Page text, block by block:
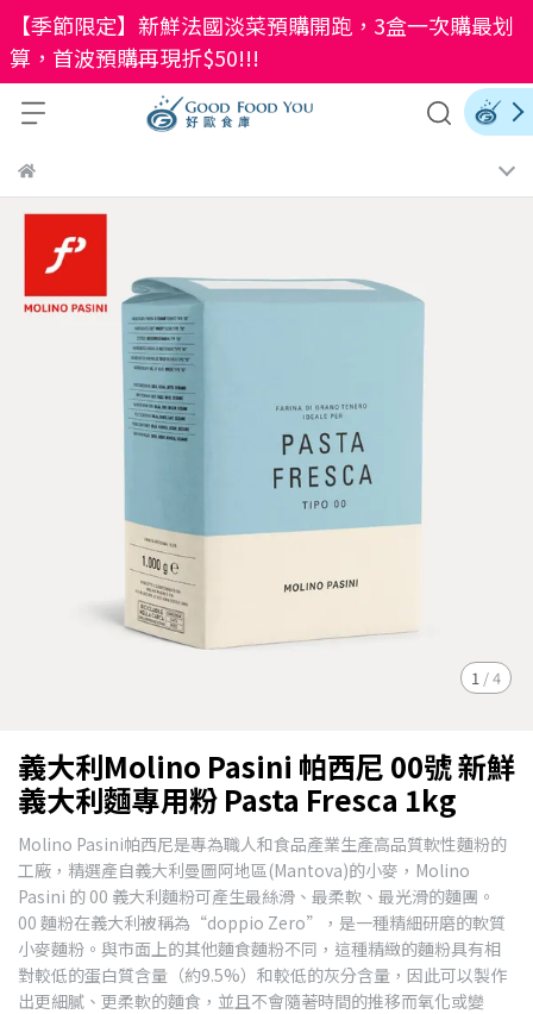
【季節限定】新鮮法國淡菜預購開跑，3盒一次購最划
算，首波預購再現折$50!!!
1 /4
義大利Molino Pasini 帕西尼 00號 新鮮
義大利麵專用粉 Pasta Fresca 1kg
Molino Pasini帕西尼是專為職人和食品產業生產高品質軟性麵粉的
工廠，精選產自義大利曼圖阿地區(Mantova)的小麥，Molino
Pasini 的 00 義大利麵粉可產生最絲滑、最柔軟、最光滑的麵團。
00 麵粉在義大利被稱為“doppio Zero”，是一種精細研磨的軟質
小麥麵粉。與市面上的其他麵食麵粉不同，這種精緻的麵粉具有相
對較低的蛋白質含​​量（約9.5%）和較低的灰分含量，因此可以製作
出更細膩、更柔軟的麵食，並且不會隨著時間的推移而氧化或變